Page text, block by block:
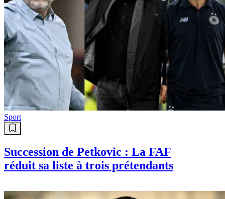
Sport
Succession de Petkovic : La FAF
réduit sa liste à trois prétendants